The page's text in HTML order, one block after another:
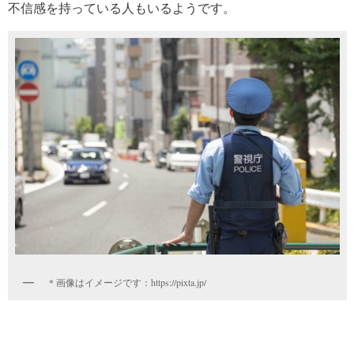
不信感を持っている人もいるようです。
＊画像はイメージです：https://pixta.jp/